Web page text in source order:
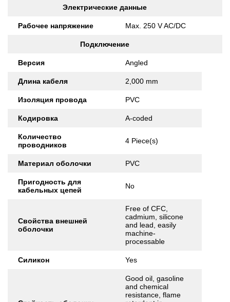
Электрические данные
Рабочее напряжение Max. 250 V AC/DC
Подключение
Версия Angled
Длина кабеля 2,000 mm
Изоляция провода PVC
Кодировка A-coded
Количество
проводников
4 Piece(s)
Материал оболочки PVC
Пригодность для
кабельных цепей
No
Свойства внешней
оболочки
Free of CFC,
cadmium, silicone
and lead, easily
machine-
processable
Силикон Yes
Good oil, gasoline
and chemical
resistance, flame